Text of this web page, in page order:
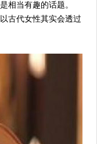
相当有趣的话题。
古代女性其实会透过